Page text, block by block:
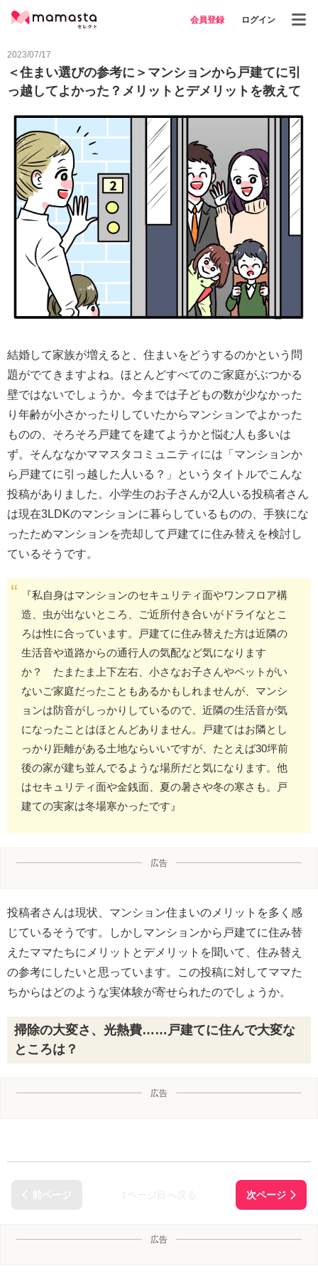
会員登録 ログイン
2023/07/17
＜住まい選びの参考に＞マンションから戸建てに引
っ越してよかった？メリットとデメリットを教えて
結婚して家族が増えると、住まいをどうするのかという問
題がでてきますよね。ほとんどすべてのご家庭がぶつかる
壁ではないでしょうか。今までは子どもの数が少なかった
り年齢が小さかったりしていたからマンションでよかった
ものの、そろそろ戸建てを建てようかと悩む人も多いは
ず。そんななかママスタコミュニティには「マンションか
ら戸建てに引っ越した人いる？」というタイトルでこんな
投稿がありました。小学生のお子さんが2人いる投稿者さん
は現在3LDKのマンションに暮らしているものの、手狭にな
ったためマンションを売却して戸建てに住み替えを検討し
ているそうです。
『私自身はマンションのセキュリティ面やワンフロア構
造、虫が出ないところ、ご近所付き合いがドライなとこ
ろは性に合っています。戸建てに住み替えた方は近隣の
生活音や道路からの通行人の気配など気になります
か？ たまたま上下左右、小さなお子さんやペットがい
ないご家庭だったこともあるかもしれませんが、マンシ
ョンは防音がしっかりしているので、近隣の生活音が気
になったことはほとんどありません。戸建てはお隣とし
っかり距離がある土地ならいいですが、たとえば30坪前
後の家が建ち並んでるような場所だと気になります。他
はセキュリティ面や金銭面、夏の暑さや冬の寒さも。戸
建ての実家は冬場寒かったです』
広告
投稿者さんは現状、マンション住まいのメリットを多く感
じているそうです。しかしマンションから戸建てに住み替
えたママたちにメリットとデメリットを聞いて、住み替え
の参考にしたいと思っています。この投稿に対してママた
ちからはどのような実体験が寄せられたのでしょうか。
掃除の大変さ、光熱費……戸建てに住んで大変な
ところは？
広告
広告